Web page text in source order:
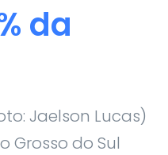
da
Jaelson Lucas)
Grosso do Sul